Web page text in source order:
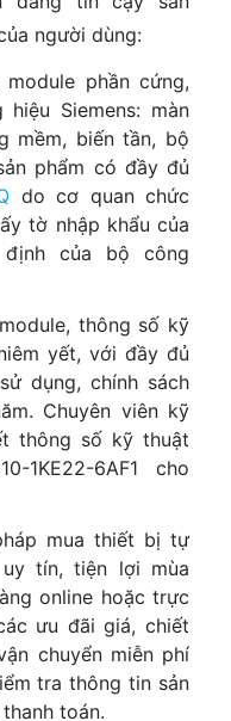
người dùng:
phần cứng,
Siemens: màn
mềm, biến tần, bộ
phẩm có đầy đủ
do cơ quan chức
tờ nhập khẩu của
của bộ công
thông số kỹ
yết, với đầy đủ
dụng, chính sách
Chuyên viên kỹ
thông số kỹ thuật
1KE22-6AF1 cho
mua thiết bị tự
tín, tiện lợi mùa
online hoặc trực
ưu đãi giá, chiết
chuyển miễn phí
tra thông tin sản
toán.